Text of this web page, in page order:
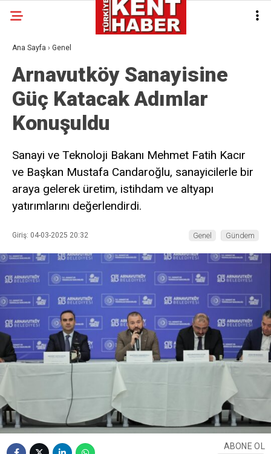
Ana Sayfa › Genel
Arnavutköy Sanayisine
Güç Katacak Adımlar
Konuşuldu
Sanayi ve Teknoloji Bakanı Mehmet Fatih Kacır
ve Başkan Mustafa Candaroğlu, sanayicilerle bir
araya gelerek üretim, istihdam ve altyapı
yatırımlarını değerlendirdi.
Giriş: 04-03-2025 20:32 Genel Gündem
ABONE OL